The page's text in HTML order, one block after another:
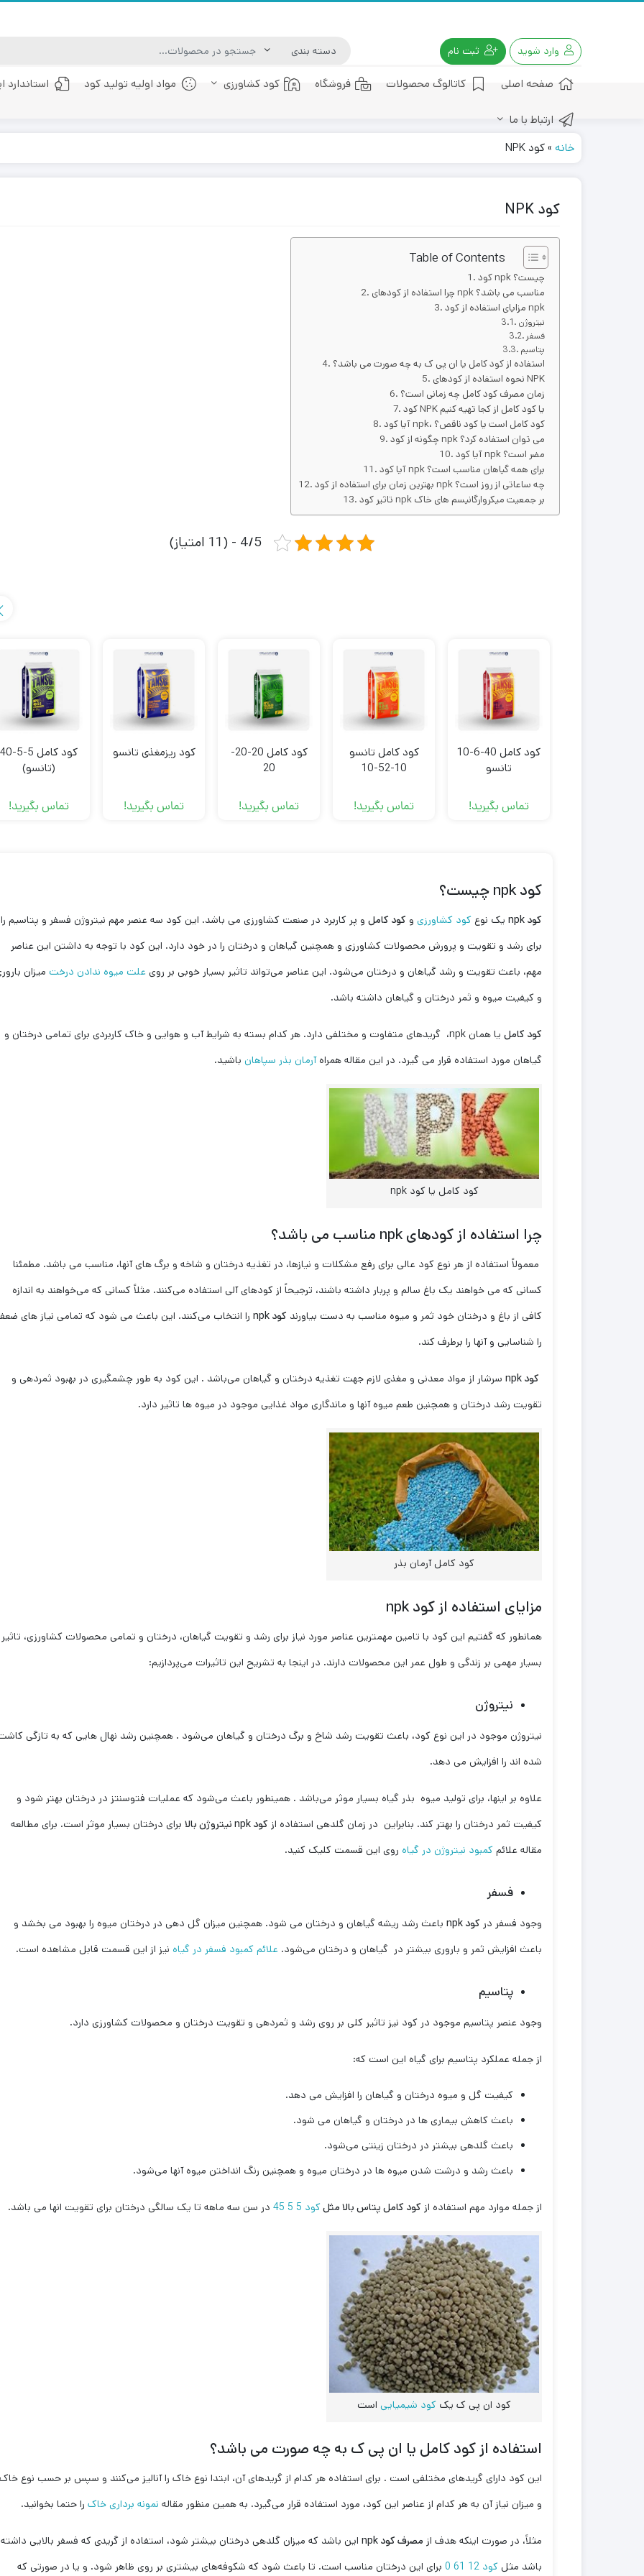
وارد شوید ثبت نام
صفحه اصلی کاتالوگ محصولات فروشگاه کود کشاورزی مواد اولیه تولید کود استاندارد
ارتباط با ما
خانه »کود NPK
کود NPK
Table of Contents
کود npk چیست؟
چرا استفاده از کودهای npk مناسب می باشد؟
مزایای استفاده از کود npk
نیتروژن
فسفر
پتاسیم
استفاده از کود کامل یا ان پی ک به چه صورت می باشد؟
نحوه استفاده از کودهای NPK
زمان مصرف کود کامل چه زمانی است؟
کود NPK یا کود کامل از کجا تهیه کنیم
آیا کود npk، کود کامل است یا کود ناقص؟
چگونه از کود npk می توان استفاده کرد؟
آیا کود npk مضر است؟
آیا کود npk برای همه گیاهان مناسب است؟
بهترین زمان برای استفاده از کود npk چه ساعاتی از روز است؟
تاثیر کود npk بر جمعیت میکروارگانیسم های خاک
4/5 - (11 امتیاز)
کود کامل 40-6-10
تانسو
تماس بگیرید!
کود کامل تانسو
10-52-10
تماس بگیرید!
کود کامل 20-20-
20
تماس بگیرید!
کود ریزمغذی تانسو
تماس بگیرید!
کود کامل 5-5-40
(تانسو)
تماس بگیرید!
کود npk چیست؟
کود npk یک نوع کود کشاورزی و کود کامل و پر کاربرد در صنعت کشاورزی می باشد. این کود سه عنصر مهم نیتروژن فسفر و پتاسیم را
برای رشد و تقویت و پرورش محصولات کشاورزی و همچنین گیاهان و درختان را در خود دارد. این کود با توجه به داشتن این عناصر
مهم، باعث تقویت و رشد گیاهان و درختان می‌شود. این عناصر می‌تواند تاثیر بسیار خوبی بر روی علت میوه ندادن درخت میزان
و کیفیت میوه و ثمر درختان و گیاهان داشته باشد.
کود کامل
یا همان npk، گریدهای متفاوت و مختلفی دارد. هر کدام بسته به شرایط آب و هوایی و خاک کاربردی برای تمامی درختان و
گیاهان مورد استفاده قرار می گیرد. در این مقاله همراهآرمان بذر سپاهان باشید.
کود کامل یا کود npk
چرا استفاده از کودهای npk مناسب می باشد؟
معمولاً استفاده از هر نوع کود عالی برای رفع مشکلات و نیازها، در تغذیه درختان و شاخه و برگ های آنها، مناسب می باشد. مطمئنا
کسانی که می خواهند یک باغ سالم و پربار داشته باشند، ترجیحاً از کودهای آلی استفاده می‌کنند. مثلاً کسانی که می‌خواهند به اندازه
کافی از باغ و درختان خود ثمر و میوه مناسب به دست بیاورند کود npk را انتخاب می‌کنند. این باعث می شود که تمامی نیاز های
را شناسایی و آنها را برطرف کند‌.
کود npk سرشار از مواد معدنی و مغذی لازم جهت تغذیه درختان و گیاهان می‌باشد . این کود به طور چشمگیری در بهبود ثمردهی و
تقویت رشد درختان و همچنین طعم میوه آنها و ماندگاری مواد غذایی موجود در میوه ها تاثیر دارد.
کود کامل آرمان بذر
مزایای استفاده از کود npk
همانطور که گفتیم این کود با تامین مهمترین عناصر مورد نیاز برای رشد و تقویت گیاهان، درختان و تمامی محصولات کشاورزی، تاثیر
بسیار مهمی بر زندگی و طول عمر این محصولات دارند. در اینجا به تشریح این تاثیرات می‌پردازیم:
نیتروژن
نیتروژن موجود در این نوع کود، باعث تقویت رشد شاخ و برگ درختان و گیاهان می‌شود . همچنین رشد نهال هایی که به تازگی
شده اند را افزایش می دهد.
علاوه بر اینها، برای تولید میوه بذر گیاه بسیار موثر می‌باشد . همینطور باعث می‌شود که عملیات فتوسنتز در درختان بهتر شود و
کیفیت ثمر درختان را بهتر کند. بنابراین در زمان گلدهی استفاده از کود npk نیتروژن بالا برای درختان بسیار موثر است. برای مطالعه
مقاله علائم کمبود نیتروژن در گیاه روی این قسمت کلیک کنید.
فسفر
وجود فسفر در کود npk باعث رشد ریشه گیاهان و درختان می شود. همچنین میزان گل دهی در درختان میوه را بهبود می بخشد و
باعث افزایش ثمر و باروری بیشتر در گیاهان و درختان می‌شود. علائم کمبود فسفر در گیاه نیز از این قسمت قابل مشاهده است.
پتاسیم
وجود عنصر پتاسیم موجود در کود نیز تاثیر کلی بر روی رشد و ثمردهی و تقویت درختان و محصولات کشاورزی دارد.
از جمله عملکرد پتاسیم برای گیاه این است که:
کیفیت گل و میوه درختان و گیاهان را افزایش می دهد.
باعث کاهش بیماری ها در درختان و گیاهان می شود.
باعث گلدهی بیشتر در درختان زینتی می‌شود.
باعث رشد و درشت شدن میوه ها در درختان میوه و همچنین رنگ انداختن میوه آنها می‌شود.
از جمله موارد مهم استفاده از کود کامل پتاس بالا مثلکود 5 5 45 در سن سه ماهه تا یک سالگی درختان برای تقویت انها می باشد.
کود ان پی ک یک کود شیمیایی است
استفاده از کود کامل یا ان پی ک به چه صورت می باشد؟
این کود دارای گریدهای مختلفی است . برای استفاده هر کدام از گریدهای آن، ابتدا نوع خاک را آنالیز می‌کنند و سپس بر حسب نوع خاک
و میزان نیاز آن به هر کدام از عناصر این کود، مورد استفاده قرار می‌گیرد. به همین منظور مقاله نمونه برداری خاک را حتما بخوانید.
مثلاً، در صورت اینکه هدف از مصرف کود npk این باشد که میزان گلدهی درختان بیشتر شود، استفاده از گریدی که فسفر بالایی داشته
باشد مثل کود 12 61 0 برای این درختان مناسب است. تا باعث شود که شکوفه‌های بیشتری بر روی ظاهر شود. و یا در صورتی که